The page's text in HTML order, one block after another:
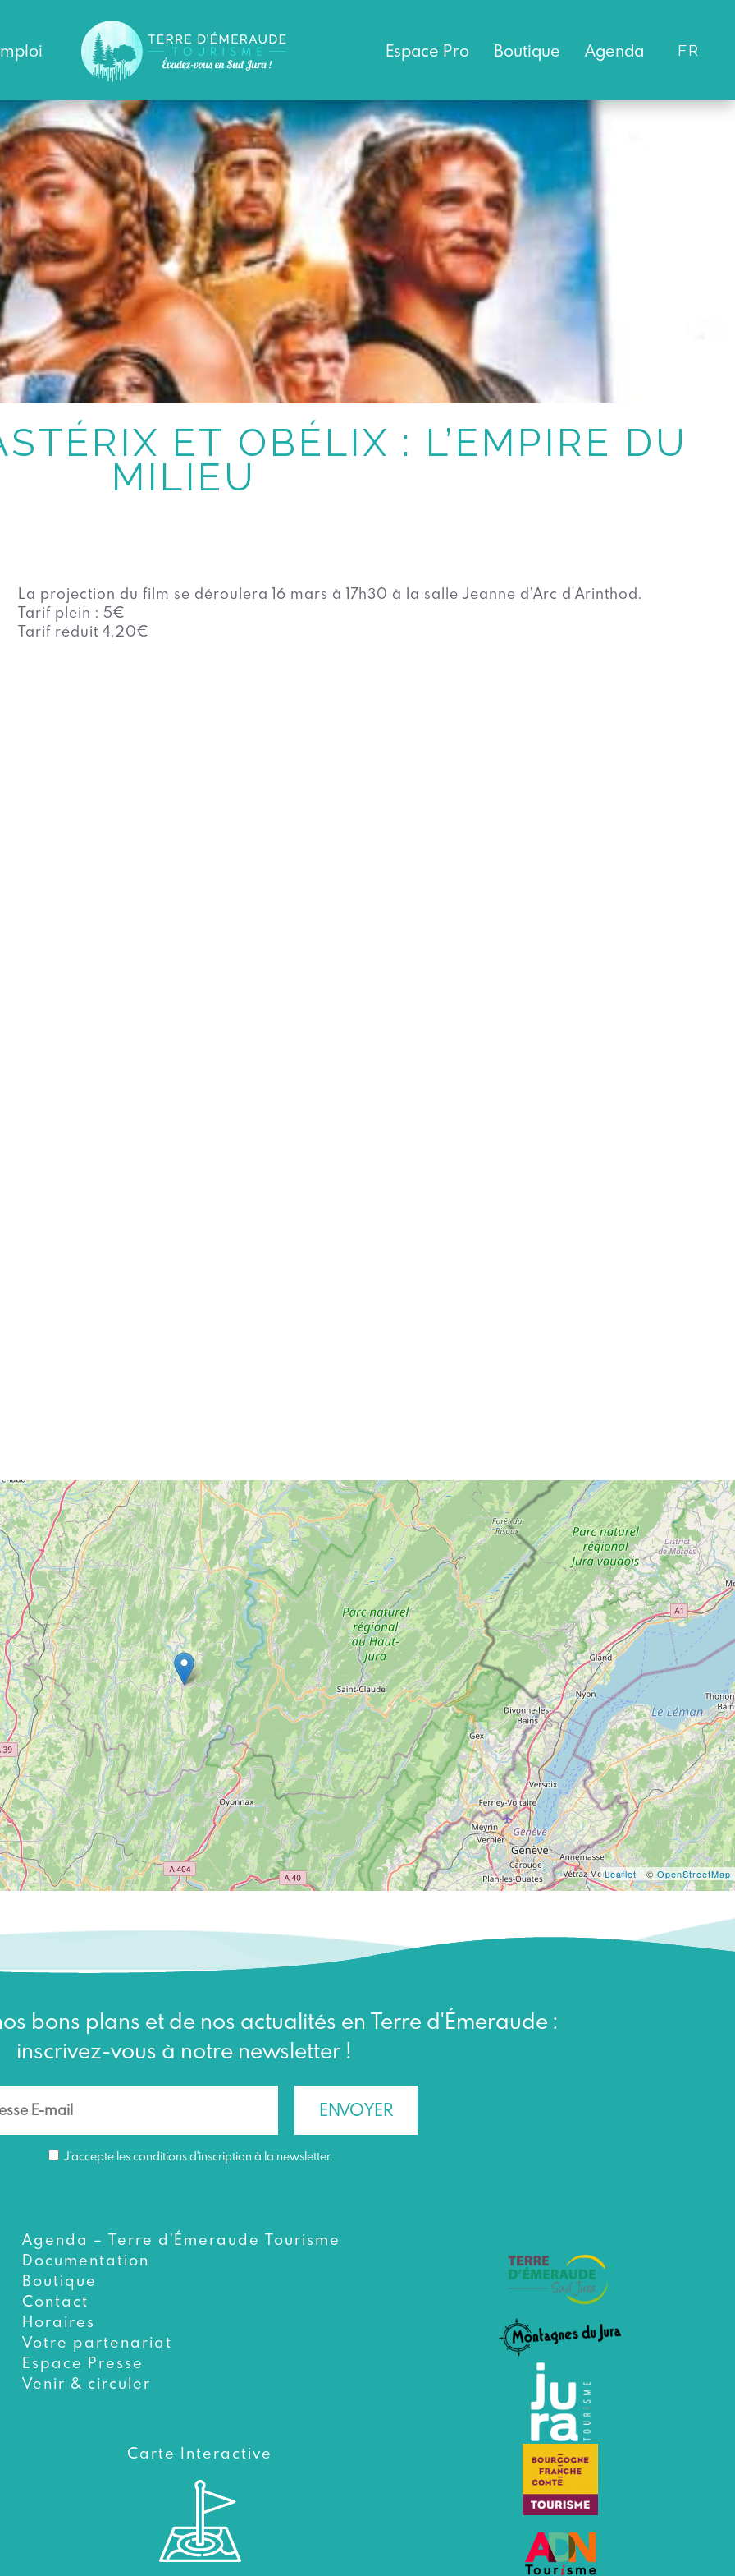
FR
Agenda
Boutique
Espace Pro
ET OBÉLIX : L’EMPIRE DU
MILIEU
La projection du film se déroulera 16 mars à 17h30 à la salle Jeanne d’Arc d'Arinthod.
Tarif plein : 5€
Tarif réduit 4,20€
Leaflet | © OpenStreetMap
bons plans et de nos actualités en Terre d'Émeraude :
inscrivez-vous à notre newsletter !
J’accepte les conditions d'inscription à la newsletter.
Agenda – Terre d’Émeraude Tourisme
Documentation
Boutique
Contact
Horaires
Votre partenariat
Espace Presse
Venir & circuler
Carte Interactive